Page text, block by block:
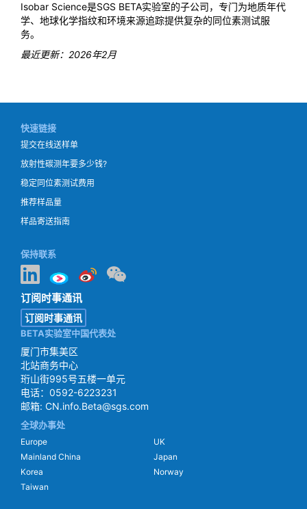
Isobar Science是SGS BETA实验室的子公司，专门为地质年代
学、地球化学指纹和环境来源追踪提供复杂的同位素测试服
务。
最近更新：2026年2月
快速链接
提交在线送样单
放射性碳测年要多少钱?
稳定同位素测试费用
推荐样品量
样品寄送指南
保持联系
订阅时事通讯
订阅时事通讯
BETA实验室中国代表处
厦门市集美区
北站商务中心
珩山街995号五楼一单元
电话：0592-6223231
邮箱: CN.info.Beta@sgs.com
全球办事处
Europe
UK
Mainland China
Japan
Korea
Norway
Taiwan